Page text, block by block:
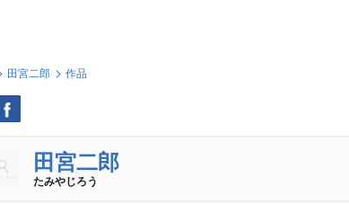
田宮二郎 作品
田宮二郎
たみやじろう